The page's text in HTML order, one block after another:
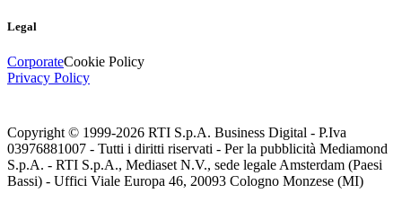
Legal
CorporateCookie Policy
Privacy Policy
Copyright © 1999-2026 RTI S.p.A. Business Digital - P.Iva
03976881007 - Tutti i diritti riservati - Per la pubblicità Mediamond
S.p.A. - RTI S.p.A., Mediaset N.V., sede legale Amsterdam (Paesi
Bassi) - Uffici Viale Europa 46, 20093 Cologno Monzese (MI)